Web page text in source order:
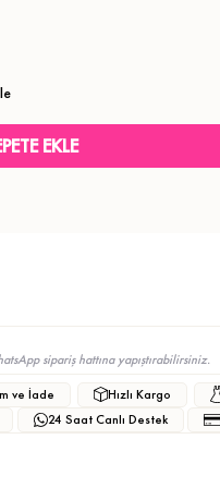
sipariş hattına yapıştırabilirsiniz.
ve İade Hızlı Kargo
24 Saat Canlı Destek